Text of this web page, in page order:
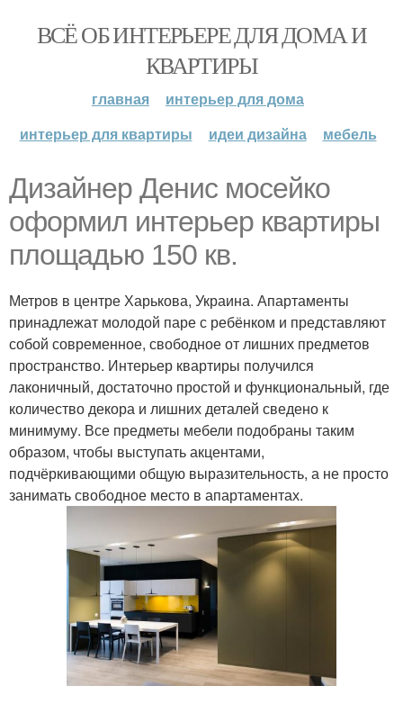
ВСЁ ОБ ИНТЕРЬЕРЕ ДЛЯ ДОМА И
КВАРТИРЫ
главная
интерьер для дома
интерьер для квартиры
идеи дизайна мебель
Дизайнер Денис мосейко
оформил интерьер квартиры
площадью 150 кв.
Метров в центре Харькова, Украина. Апартаменты
принадлежат молодой паре с ребёнком и представляют
собой современное, свободное от лишних предметов
пространство. Интерьер квартиры получился
лаконичный, достаточно простой и функциональный, где
количество декора и лишних деталей сведено к
минимуму. Все предметы мебели подобраны таким
образом, чтобы выступать акцентами,
подчёркивающими общую выразительность, а не просто
занимать свободное место в апартаментах.